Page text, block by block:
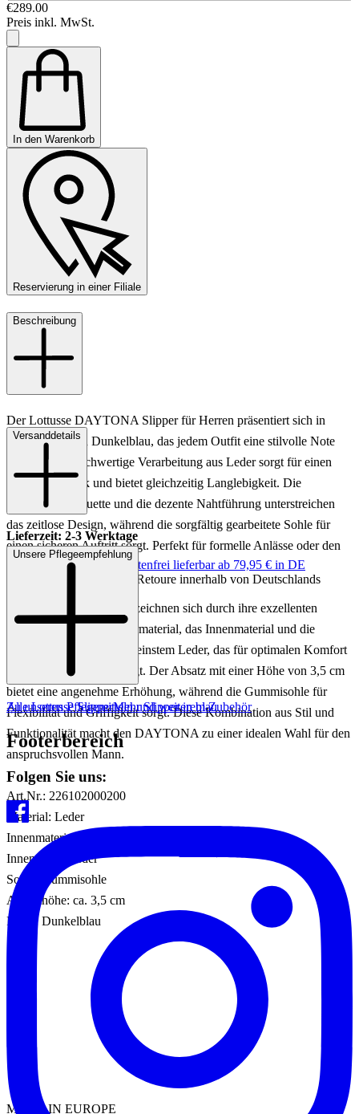
€289.00
Preis inkl. MwSt.
In den Warenkorb
Reservierung in einer Filiale
Beschreibung
Der Lottusse DAYTONA Slipper für Herren präsentiert sich in
einem eleganten Dunkelblau, das jedem Outfit eine stilvolle Note
verleiht. Die hochwertige Verarbeitung aus Leder sorgt für einen
luxuriösen Look und bietet gleichzeitig Langlebigkeit. Die
klassische Silhouette und die dezente Nahtführung unterstreichen
das zeitlose Design, während die sorgfältig gearbeitete Sohle für
einen sicheren Auftritt sorgt. Perfekt für formelle Anlässe oder den
stilvollen Alltag.
Die DAYTONA Slipper zeichnen sich durch ihre exzellenten
Materialien aus. Das Obermaterial, das Innenmaterial und die
Innensohle bestehen aus feinstem Leder, das für optimalen Komfort
und Atmungsaktivität sorgt. Der Absatz mit einer Höhe von 3,5 cm
bietet eine angenehme Erhöhung, während die Gummisohle für
Flexibilität und Griffigkeit sorgt. Diese Kombination aus Stil und
Funktionalität macht den DAYTONA zu einer idealen Wahl für den
anspruchsvollen Mann.
Art.Nr.: 226102000200
Material: Leder
Innenmaterial: Leder
Innensohle: Leder
Sohle: Gummisohle
Absatzhöhe: ca. 3,5 cm
Farbe: Dunkelblau
MADE IN EUROPE
Versanddetails
Lieferzeit: 2-3 Werktage
Keine Versandkosten:
kostenfrei lieferbar ab 79,95 € in DE
Einfache und Kostenlose Retoure innerhalb von Deutschlands
Unsere Pflegeempfehlung
Zu unseren Pflegemitteln und weiterem Zubehör
Alle Lottusse SlipperMehr Slipper in blau
Footerbereich
Folgen Sie uns: